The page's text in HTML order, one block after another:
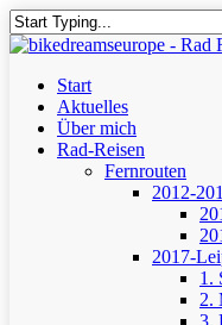
Skip
to
content
Close
Menu
Start
Aktuelles
Über mich
Rad-Reisen
Fernrouten
2012-
2017-
1.
2.
3.